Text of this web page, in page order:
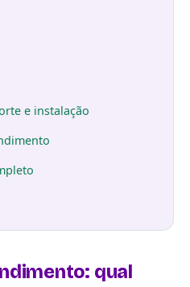
e instalação
qual